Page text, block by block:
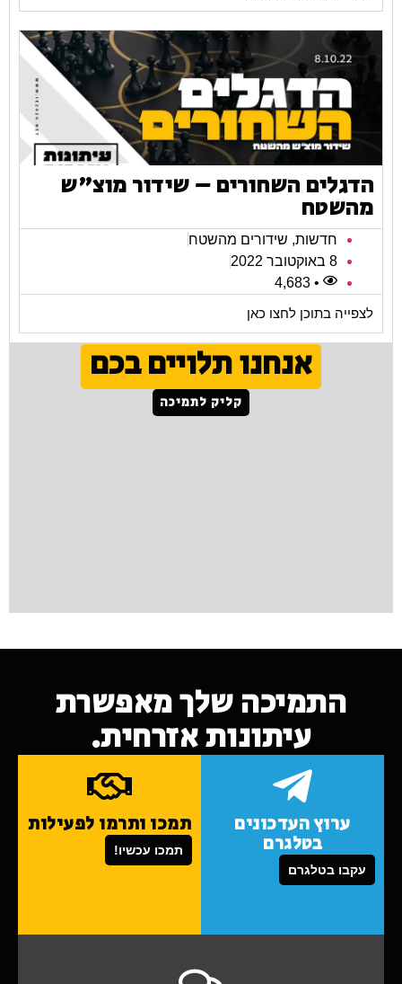
הדגלים השחורים – שידור מוצ"ש
מהשטח
חדשות, שידורים מהשטח
8 באוקטובר 2022
• 4,683
לצפייה בתוכן לחצו כאן
אנחנו תלויים בכם
קליק לתמיכה
התמיכה שלך מאפשרת
עיתונות אזרחית.
ערוץ העדכונים
בטלגרם
עקבו בטלגרם
תמכו ותרמו לפעילות
תמכו עכשיו!